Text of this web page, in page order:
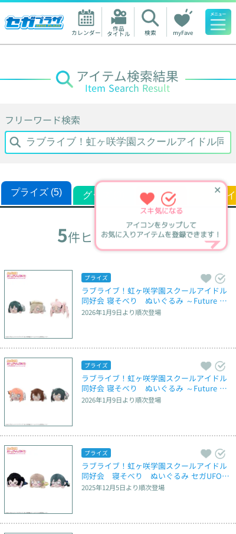
カレンダー 作品
タイトル 検索 myFave
人気ワード
アイテム検索結果
Item Search Result
フリーワード検索
プライズ (5) グッズ (0) くじ (0) オンラ
5件ヒットしました。
プライズ
ラブライブ！虹ヶ咲学園スクールアイドル
同好会 寝そべり　ぬいぐるみ ～Future Par
ade～ Vol.3
2026年1月9日より順次登場
プライズ
ラブライブ！虹ヶ咲学園スクールアイドル
同好会 寝そべり　ぬいぐるみ ～Future Par
ade～ Vol.4
2026年1月9日より順次登場
プライズ
ラブライブ！虹ヶ咲学園スクールアイドル
同好会　寝そべり　ぬいぐるみ セガUFOキ
ャッチャーオンライン限定Ver.
2025年12月5日より順次登場
✕
スキ気になる
アイコンをタップして
お気に入りアイテムを登録できます！